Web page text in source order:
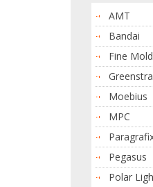
AMT
Bandai
Fine
Moebius
MPC
Pegasus
Polar